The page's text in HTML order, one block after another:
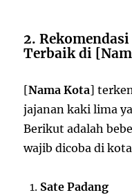
2.
Terbaik di
[Nama Kota]
jajanan kaki lima
Berikut adalah
wajib dicoba di
Sate Padang